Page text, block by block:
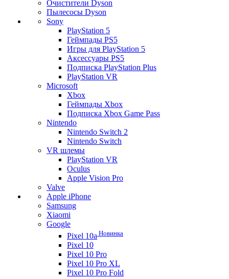
Очистители Dyson
Пылесосы Dyson
Sony
PlayStation 5
Геймпады PS5
Игры для PlayStation 5
Аксессуары PS5
Подписка PlayStation Plus
PlayStation VR
Microsoft
Xbox
Геймпады Xbox
Подписка Xbox Game Pass
Nintendo
Nintendo Switch 2
Nintendo Switch
VR шлемы
PlayStation VR
Oculus
Apple Vision Pro
Valve
Apple iPhone
Samsung
Xiaomi
Google
Pixel 10a Новинка
Pixel 10
Pixel 10 Pro
Pixel 10 Pro XL
Pixel 10 Pro Fold